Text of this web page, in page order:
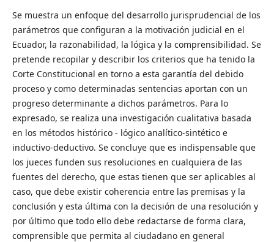
Se muestra un enfoque del desarrollo jurisprudencial de los
parámetros que configuran a la motivación judicial en el
Ecuador, la razonabilidad, la lógica y la comprensibilidad. Se
pretende recopilar y describir los criterios que ha tenido la
Corte Constitucional en torno a esta garantía del debido
proceso y como determinadas sentencias aportan con un
progreso determinante a dichos parámetros. Para lo
expresado, se realiza una investigación cualitativa basada
en los métodos histórico - lógico analítico-sintético e
inductivo-deductivo. Se concluye que es indispensable que
los jueces funden sus resoluciones en cualquiera de las
fuentes del derecho, que estas tienen que ser aplicables al
caso, que debe existir coherencia entre las premisas y la
conclusión y esta última con la decisión de una resolución y
por último que todo ello debe redactarse de forma clara,
comprensible que permita al ciudadano en general